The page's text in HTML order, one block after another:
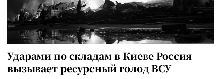
Ударами по складам в Киеве Россия
вызывает ресурсный голод ВСУ